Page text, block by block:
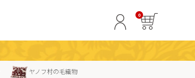
0
ヤノフ村の毛織物